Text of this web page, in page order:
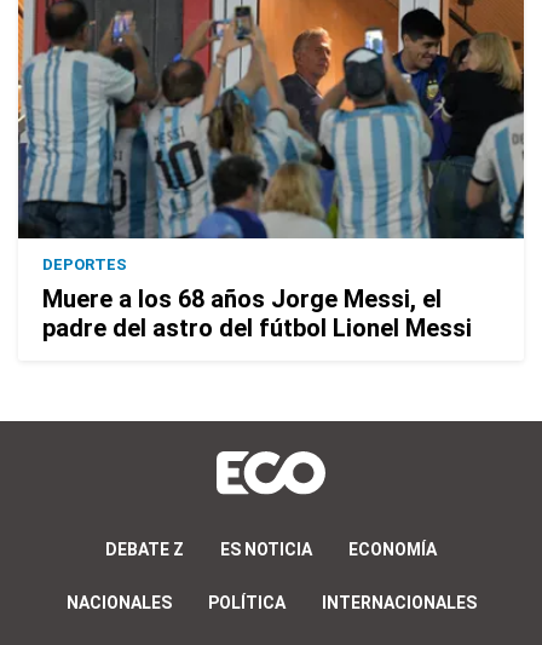
DEPORTES
Muere a los 68 años Jorge Messi, el
padre del astro del fútbol Lionel Messi
DEBATE Z ES NOTICIA ECONOMÍA
NACIONALES POLÍTICA INTERNACIONALES